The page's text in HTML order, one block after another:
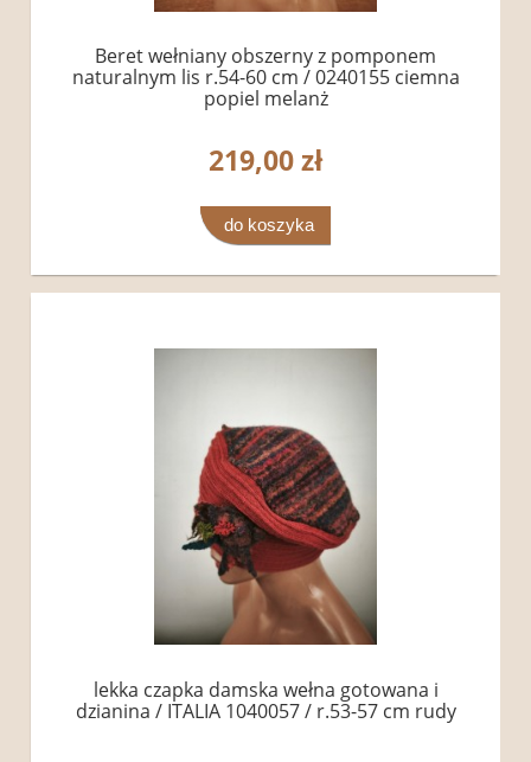
Beret wełniany obszerny z pomponem
naturalnym lis r.54-60 cm / 0240155 ciemna
popiel melanż
219,00 zł
do koszyka
lekka czapka damska wełna gotowana i
dzianina / ITALIA 1040057 / r.53-57 cm rudy